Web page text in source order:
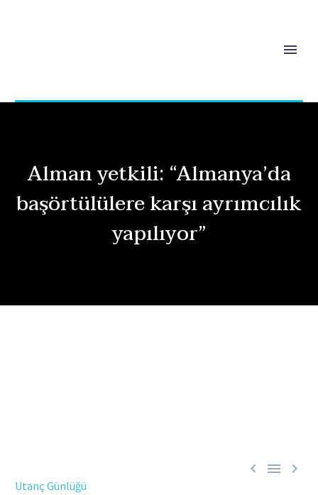
Alman yetkili: “Almanya’da
başörtülülere karşı ayrımcılık
yapılıyor”
  
Utanç Günlüğü